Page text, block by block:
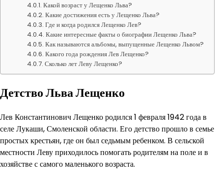
Какой возраст у Лещенко Льва?
Какие достижения есть у Лещенко Льва?
Где и когда родился Лещенко Лев?
Какие интересные факты о биографии Лещенко Льва?
Как называются альбомы, выпущенные Лещенко Львом?
Какого года рождения Лев Лещенко?
Сколько лет Леву Лещенко?
Детство Льва Лещенко
Лев Константинович Лещенко родился 1 февраля 1942 года в
селе Лукаши, Смоленской области. Его детство прошло в семье
простых крестьян, где он был седьмым ребенком. В сельской
местности Леву приходилось помогать родителям на поле и в
хозяйстве с самого маленького возраста.